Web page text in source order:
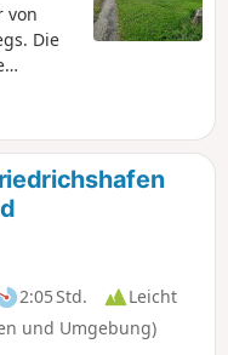
von
Die
2:05 Std.
Leicht
und Umgebung)